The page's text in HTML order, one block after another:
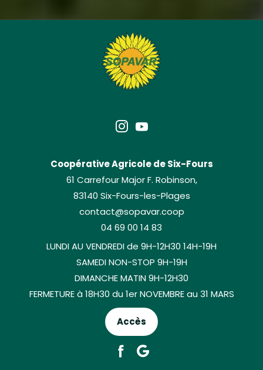
Coopérative Agricole de Six-Fours
61 Carrefour Major F. Robinson,
83140 Six-Fours-les-Plages
contact@sopavar.coop
04 69 00 14 83
LUNDI AU VENDREDI de 9H-12H30 14H-19H
SAMEDI NON-STOP 9H-19H
DIMANCHE MATIN 9H-12H30
FERMETURE à 18H30 du 1er NOVEMBRE au 31 MARS
Accès